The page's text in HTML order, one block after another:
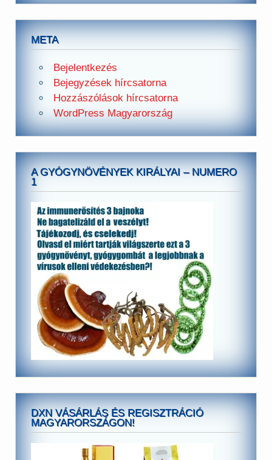
META
Bejelentkezés
Bejegyzések hírcsatorna
Hozzászólások hírcsatorna
WordPress Magyarország
A GYÓGYNÖVÉNYEK KIRÁLYAI – NUMERO
1
DXN VÁSÁRLÁS ÉS REGISZTRÁCIÓ
MAGYARORSZÁGON!